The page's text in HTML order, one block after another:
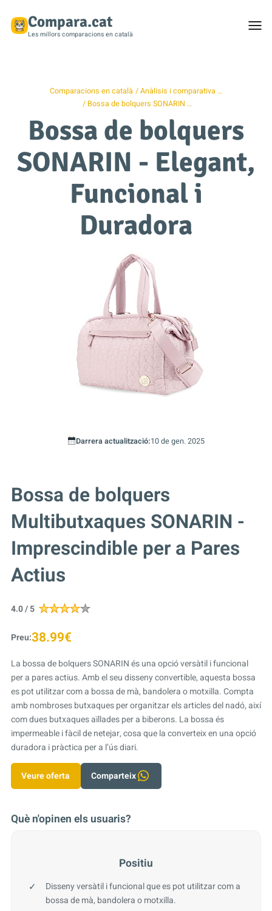
Compara.cat
Les millors comparacions en català
Comparacions en català
Anàlisis i comparativa …
Bossa de bolquers SONARIN …
Bossa de bolquers
SONARIN - Elegant,
Funcional i
Duradora
Darrera actualització:10 de gen. 2025
Bossa de bolquers
Multibutxaques SONARIN -
Imprescindible per a Pares
Actius
4.0 / 5
Preu:38.99€
La bossa de bolquers SONARIN és una opció versàtil i funcional
per a pares actius. Amb el seu disseny convertible, aquesta bossa
es pot utilitzar com a bossa de mà, bandolera o motxilla. Compta
amb nombroses butxaques per organitzar els articles del nadó, així
com dues butxaques aïllades per a biberons. La bossa és
impermeable i fàcil de netejar, cosa que la converteix en una opció
duradora i pràctica per a l’ús diari.
Veure oferta Comparteix
Què n'opinen els usuaris?
Positiu
Disseny versàtil i funcional que es pot utilitzar com a
bossa de mà, bandolera o motxilla.